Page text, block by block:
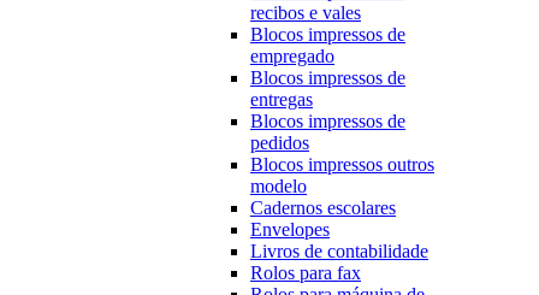
recibos e vales
Blocos impressos de
empregado
Blocos impressos de
entregas
Blocos impressos de
pedidos
Blocos impressos outros
modelo
Cadernos escolares
Envelopes
Livros de contabilidade
Rolos para fax